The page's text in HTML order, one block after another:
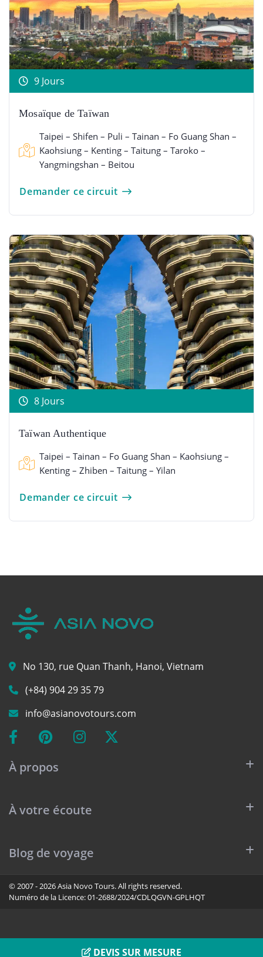
9 Jours
Mosaïque de Taïwan
Taipei – Shifen – Puli – Tainan – Fo Guang Shan –
Kaohsiung – Kenting – Taitung – Taroko –
Yangmingshan – Beitou
Demander ce circuit
8 Jours
Taïwan Authentique
Taipei – Tainan – Fo Guang Shan – Kaohsiung –
Kenting – Zhiben – Taitung – Yilan
Demander ce circuit
No 130, rue Quan Thanh, Hanoi, Vietnam
(+84) 904 29 35 79
info@asianovotours.com
À propos
À votre écoute
Blog de voyage
© 2007 - 2026 Asia Novo Tours. All rights reserved.
Numéro de la Licence:01-2688/2024/CDLQGVN-GPLHQT
DEVIS SUR MESURE